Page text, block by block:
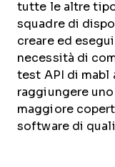
tutte le altre
squadre di
creare ed
necessità di
test API di mabl
raggiungere
maggiore
software di